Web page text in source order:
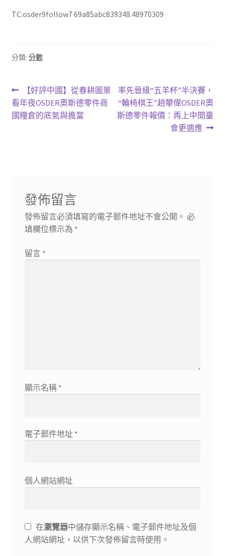
TC:osder9follow7 69a85abc839348.48970309
分類: 分數
文
章
上
一
篇
【好評中國】從春耕圖景
看年夜OSDER奧斯德零件商
國糧倉的底氣與擔當
下
一
篇
率先晉級“五羊杯”半決賽，
“輪椅棋王”趙攀偉OSDER奧
斯德零件報價：再上中間臺
會更適應
發佈留言
發佈留言必須填寫的電子郵件地址不會公開。 必
填欄位標示為 *
留言 *
顯示名稱 *
電子郵件地址 *
個人網站網址
在瀏覽器中儲存顯示名稱、電子郵件地址及個
人網站網址，以供下次發佈留言時使用。